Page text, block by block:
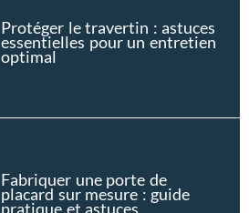
Protéger le travertin : astuces
essentielles pour un entretien
optimal
Fabriquer une porte de
placard sur mesure : guide
pratique et astuces